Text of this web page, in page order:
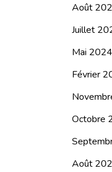
Août
Juillet
Mai 2024
Février
Octobre
Août